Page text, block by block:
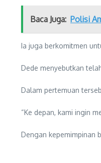
Baca Juga: Polisi
Ia juga berkomitmen
Dede menyebutkan
Dalam pertemuan
“Ke depan, kami ingin
Dengan kepemimpinan